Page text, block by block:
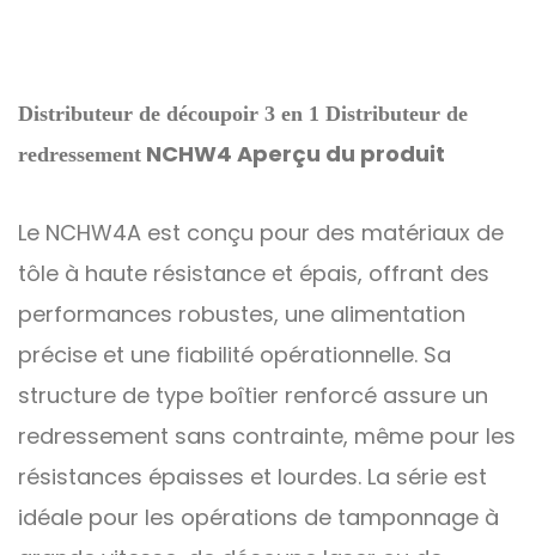
Distributeur de découpoir 3 en 1 Distributeur de
redressement NCHW4 Aperçu du produit
Le NCHW4A est conçu pour des matériaux de
tôle à haute résistance et épais, offrant des
performances robustes, une alimentation
précise et une fiabilité opérationnelle. Sa
structure de type boîtier renforcé assure un
redressement sans contrainte, même pour les
résistances épaisses et lourdes. La série est
idéale pour les opérations de tamponnage à